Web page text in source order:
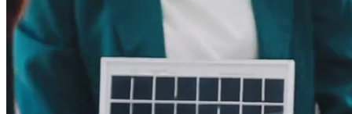
Gráficos en Movimiento
Imágenes Editoriales
Eventos Editoriales